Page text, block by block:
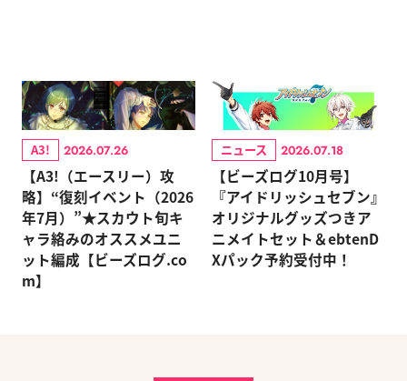
A3! 2026.07.26
【A3!（エースリー）攻
略】“復刻イベント（2026
年7月）”★スカウト旬キ
ャラ絡みのオススメユニ
ット編成【ビーズログ.co
m】
ニュース 2026.07.18
【ビーズログ10月号】
『アイドリッシュセブン』
オリジナルグッズつきア
ニメイトセット＆ebtenD
Xパック予約受付中！